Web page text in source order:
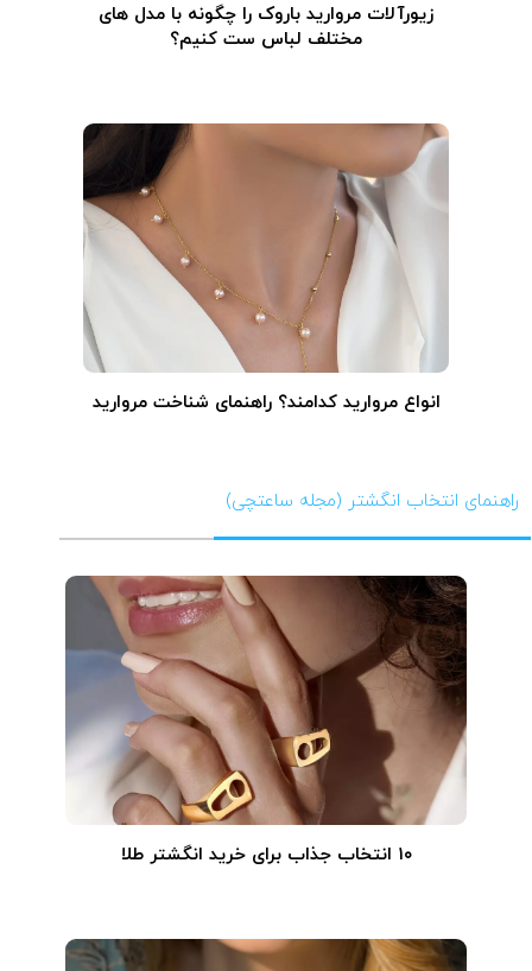
زیورآلات مروارید باروک را چگونه با مدل های
مختلف لباس ست کنیم؟
انواع مروارید کدامند؟ راهنمای شناخت مروارید
راهنمای انتخاب انگشتر (مجله ساعتچی)
۱۰ انتخاب جذاب برای خرید انگشتر طلا